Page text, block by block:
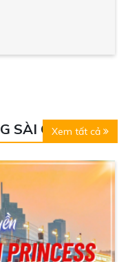
SÀI GÒNXem tất cả